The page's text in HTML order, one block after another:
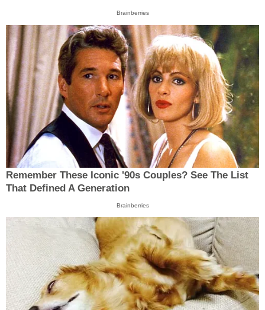
Brainberries
Remember These Iconic '90s Couples? See The List
That Defined A Generation
Brainberries